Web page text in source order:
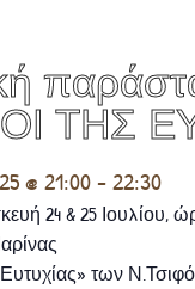
ΤΗΣ
@ 21:00-22:30
24 & 25 Ιουλίου,
των